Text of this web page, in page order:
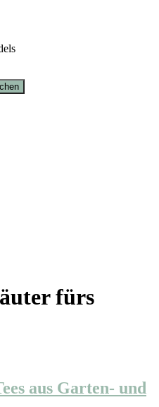
fürs
aus Garten- und